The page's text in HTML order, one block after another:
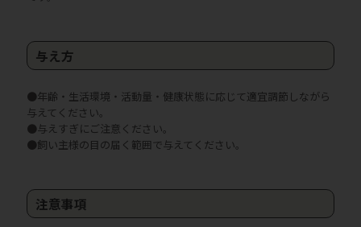
与え方
●年齢・生活環境・活動量・健康状態に応じて適宜調節しながら
与えてください。
●与えすぎにご注意ください。
●飼い主様の目の届く範囲で与えてください。
注意事項